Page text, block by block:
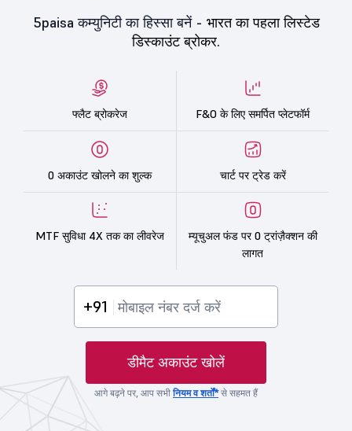
5paisa कम्युनिटी का हिस्सा बनें - भारत का पहला लिस्टेड
डिस्काउंट ब्रोकर.
फ्लैट ब्रोकरेज F&O के लिए समर्पित प्लेटफॉर्म
0 अकाउंट खोलने का शुल्क चार्ट पर ट्रेड करें
MTF सुविधा 4X तक का लीवरेज
म्यूचुअल फंड पर 0 ट्रांज़ैक्शन की
लागत
+91
डीमैट अकाउंट खोलें
आगे बढ़ने पर, आप सभीनियम व शर्तों*से सहमत हैं